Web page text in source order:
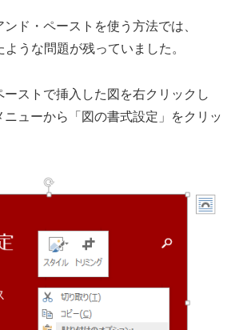
ド・ペーストを使う方法では、
うな問題が残っていました。
ーストで挿入した図を右クリックし
ューから「図の書式設定」をクリッ